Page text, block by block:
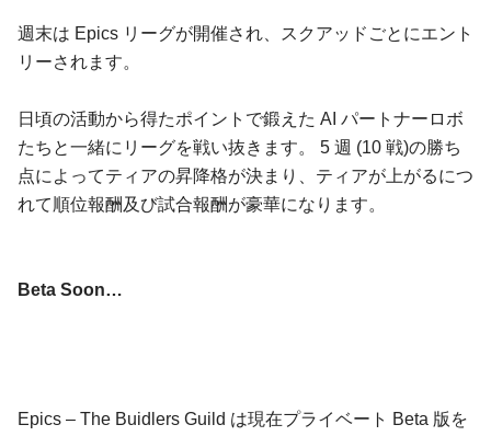
週末は Epics リーグが開催され、スクアッドごとにエント
リーされます。
日頃の活動から得たポイントで鍛えた AI パートナーロボ
たちと一緒にリーグを戦い抜きます。 5 週 (10 戦)の勝ち
点によってティアの昇降格が決まり、ティアが上がるにつ
れて順位報酬及び試合報酬が豪華になります。
Beta Soon…
Epics – The Buidlers Guild は現在プライベート Beta 版を